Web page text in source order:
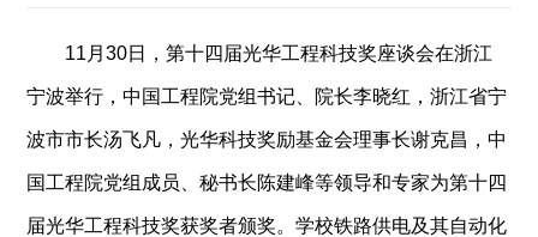
11 月30日，第十四届光华工程科技奖座谈会在浙江
宁波举行，中国工程院党组书记、院长李晓红，浙江省宁
波市市长汤飞凡，光华科技奖励基金会理事长谢克昌，中
国工程院党组成员、秘书长陈建峰等领导和专家为第十四
届光华工程科技奖获奖者颁奖。学校铁路供电及其自动化